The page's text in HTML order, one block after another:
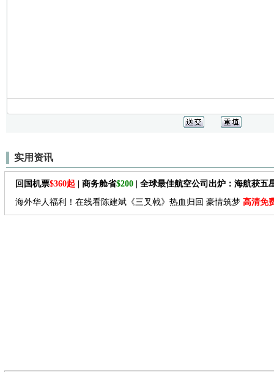
实用资讯
回国机票$360起 | 商务舱省$200 | 全球最佳航空公司出炉：海航获五
海外华人福利！在线看陈建斌《三叉戟》热血归回 豪情筑梦 高清免